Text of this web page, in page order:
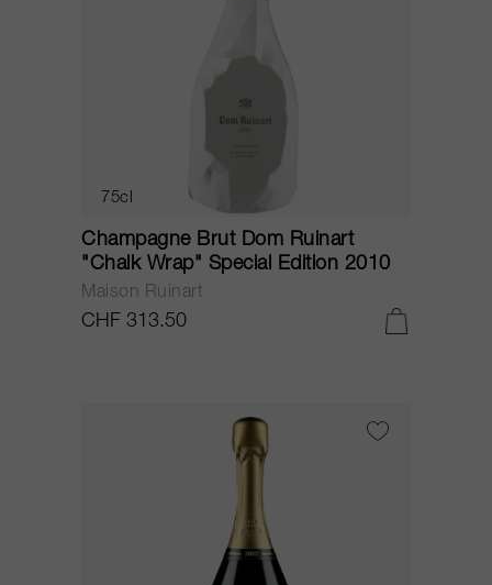
75cl
Champagne Brut Dom Ruinart
"Chalk Wrap" Special Edition 2010
Maison Ruinart
CHF 313.50